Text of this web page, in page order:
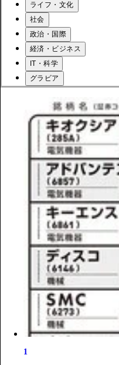
ライフ・文化
社会
政治・国際
経済・ビジネス
IT・科学
グラビア
1